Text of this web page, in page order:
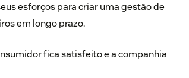
esforços para criar uma gestão de
em longo prazo.
fica satisfeito e a companhia